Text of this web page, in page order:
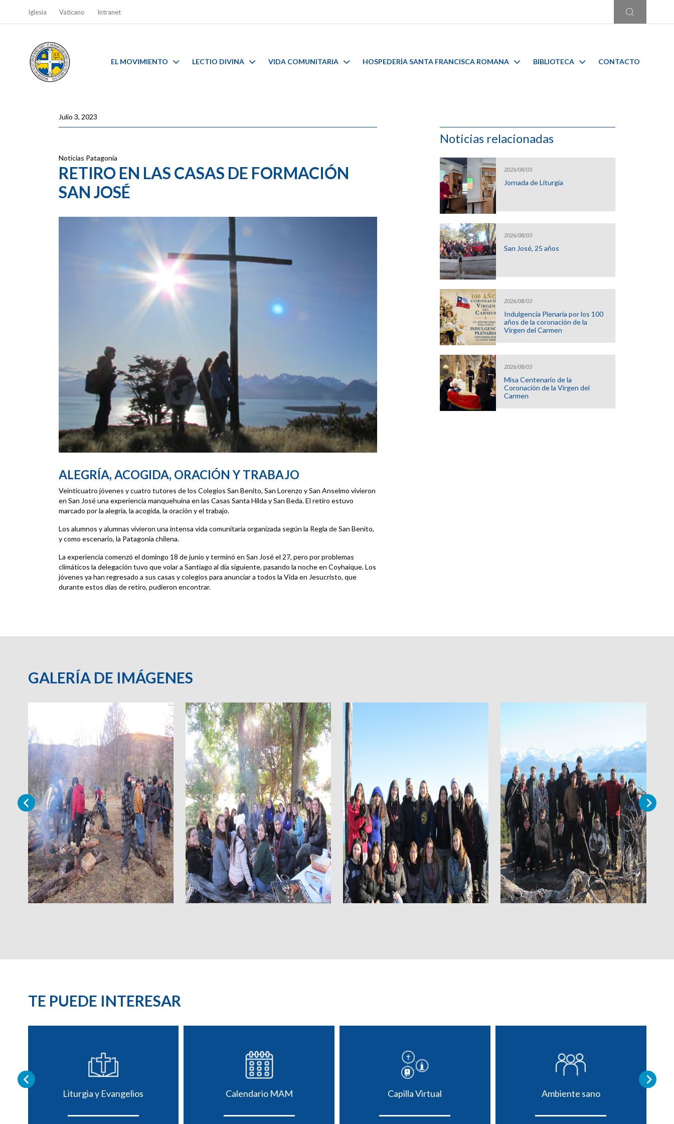
Iglesia Vaticano Intranet
EL MOVIMIENTO LECTIO DIVINA VIDA COMUNITARIA HOSPEDERÍA SANTA FRANCISCA ROMANA BIBLIOTECA CONTACTO
Julio 3, 2023
Noticias Patagonia
RETIRO EN LAS CASAS DE FORMACIÓN
SAN JOSÉ
ALEGRÍA, ACOGIDA, ORACIÓN Y TRABAJO
Veinticuatro jóvenes y cuatro tutores de los Colegios San Benito, San Lorenzo y San Anselmo vivieron
en San José una experiencia manquehuina en las Casas Santa Hilda y San Beda. El retiro estuvo
marcado por la alegría, la acogida, la oración y el trabajo.
Los alumnos y alumnas vivieron una intensa vida comunitaria organizada según la Regla de San Benito,
y como escenario, la Patagonia chilena.
La experiencia comenzó el domingo 18 de junio y terminó en San José el 27, pero por problemas
climáticos la delegación tuvo que volar a Santiago al día siguiente, pasando la noche en Coyhaique. Los
jóvenes ya han regresado a sus casas y colegios para anunciar a todos la Vida en Jesucristo, que
durante estos días de retiro, pudieron encontrar.
Noticias relacionadas
2026/08/03
Jornada de Liturgia
2026/08/03
San José, 25 años
2026/08/03
Indulgencia Plenaria por los 100
años de la coronación de la
Virgen del Carmen
2026/08/03
Misa Centenario de la
Coronación de la Virgen del
Carmen
GALERÍA DE IMÁGENES
TE PUEDE INTERESAR
Liturgia y Evangelios Calendario MAM Capilla Virtual Ambiente sano